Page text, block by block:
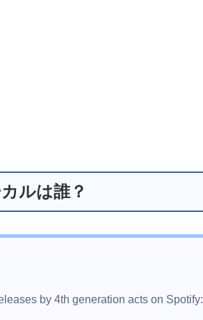
ルは誰？
by 4th generation acts on Spotify: